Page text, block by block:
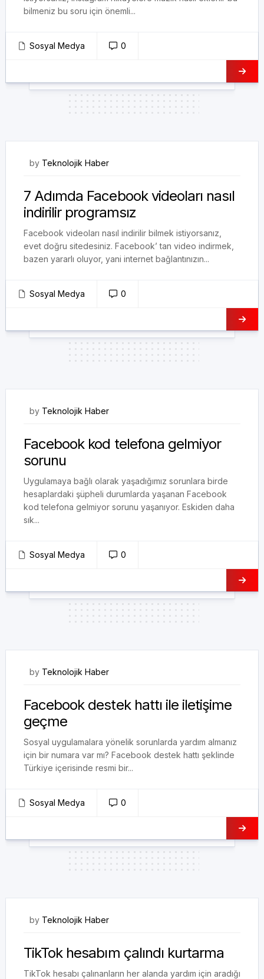
bilmeniz bu soru için önemli...
Sosyal Medya 0
by Teknolojik Haber
7 Adımda Facebook videoları nasıl
indirilir programsız
Facebook videoları nasıl indirilir bilmek istiyorsanız,
evet doğru sitedesiniz. Facebook’ tan video indirmek,
bazen yararlı oluyor, yani internet bağlantınızın...
Sosyal Medya 0
by Teknolojik Haber
Facebook kod telefona gelmiyor
sorunu
Uygulamaya bağlı olarak yaşadığımız sorunlara birde
hesaplardaki şüpheli durumlarda yaşanan Facebook
kod telefona gelmiyor sorunu yaşanıyor. Eskiden daha
sık...
Sosyal Medya 0
by Teknolojik Haber
Facebook destek hattı ile iletişime
geçme
Sosyal uygulamalara yönelik sorunlarda yardım almanız
için bir numara var mı? Facebook destek hattı şeklinde
Türkiye içerisinde resmi bir...
Sosyal Medya 0
by Teknolojik Haber
TikTok hesabım çalındı kurtarma
TikTok hesabı çalınanların her alanda yardım için aradığı